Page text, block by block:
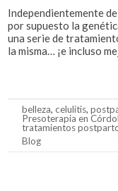
Independientemente
por supuesto la
una serie de
la misma… ¡e incluso
belleza,celulitis,
Presoterapia en
tratamientos
Blog